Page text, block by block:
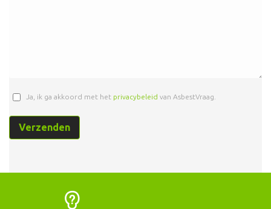
Ja, ik ga akkoord met het privacybeleid van AsbestVraag.